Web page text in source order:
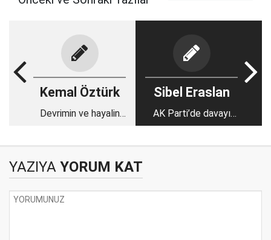
Kemal Öztürk
Devrimin ve hayalin
Sibel Eraslan
AK Parti’de davayı
taşıyacak kadro
YAZIYA YORUM KAT